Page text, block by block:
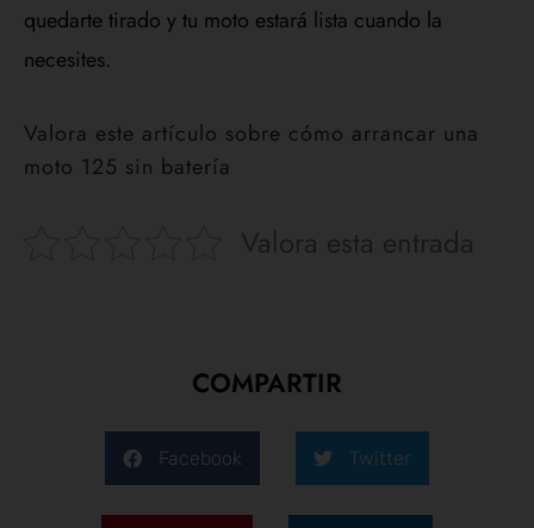
quedarte tirado y tu moto estará lista cuando la
necesites.
Valora este artículo sobre cómo arrancar una
moto 125 sin batería
COMPARTIR
Facebook Twitter